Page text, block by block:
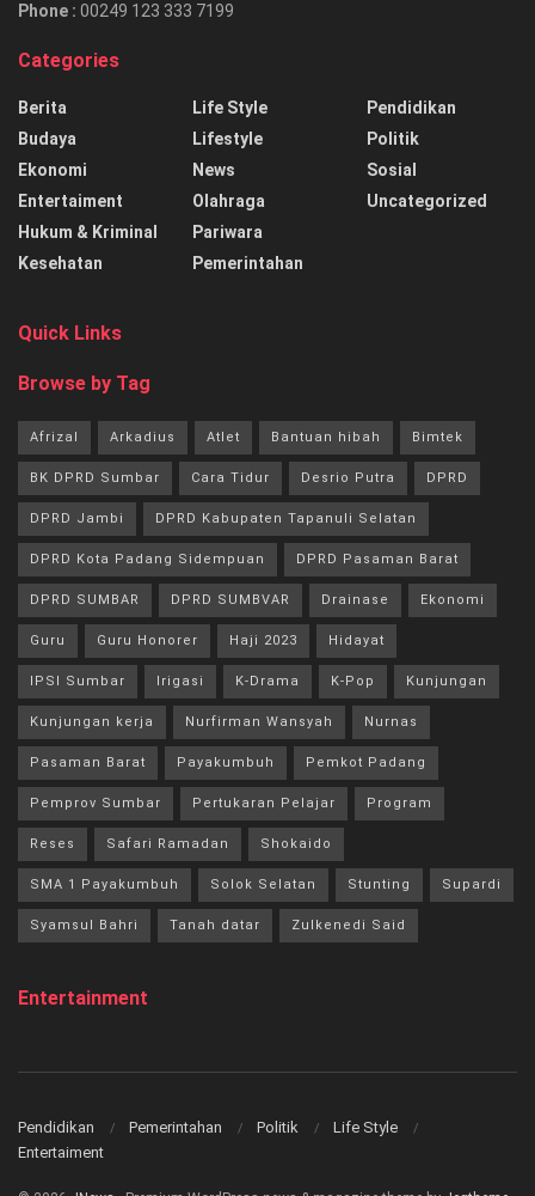
Phone : 00249 123 333 7199
Categories
Berita
Budaya
Ekonomi
Entertaiment
Hukum & Kriminal
Kesehatan
Life Style
Lifestyle
News
Olahraga
Pariwara
Pemerintahan
Pendidikan
Politik
Sosial
Uncategorized
Quick Links
Browse by Tag
Afrizal Arkadius Atlet Bantuan hibah Bimtek
BK DPRD Sumbar Cara Tidur Desrio Putra DPRD
DPRD Jambi DPRD Kabupaten Tapanuli Selatan
DPRD Kota Padang Sidempuan DPRD Pasaman Barat
DPRD SUMBAR DPRD SUMBVAR Drainase Ekonomi
Guru Guru Honorer Haji 2023 Hidayat
IPSI Sumbar Irigasi K-Drama K-Pop Kunjungan
Kunjungan kerja Nurfirman Wansyah Nurnas
Pasaman Barat Payakumbuh Pemkot Padang
Pemprov Sumbar Pertukaran Pelajar Program
Reses Safari Ramadan Shokaido
SMA 1 Payakumbuh Solok Selatan Stunting Supardi
Syamsul Bahri Tanah datar Zulkenedi Said
Entertainment
Pendidikan Pemerintahan Politik
Life Style
Entertaiment